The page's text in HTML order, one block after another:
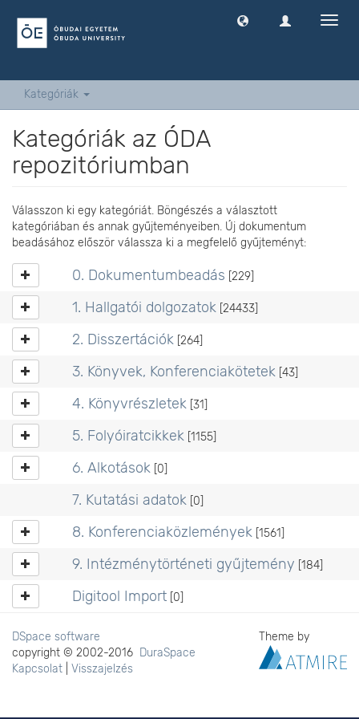
Kategóriák
Kategóriák az ÓDA
repozitóriumban
Válasszon ki egy kategóriát. Böngészés a választott
kategóriában és annak gyűjteményeiben. Új dokumentum
beadásához először válassza ki a megfelelő gyűjteményt:
0. Dokumentumbeadás [229]
1. Hallgatói dolgozatok[24433]
2. Disszertációk[264]
3. Könyvek, Konferenciakötetek[43]
4. Könyvrészletek[31]
5. Folyóiratcikkek[1155]
6. Alkotások[0]
7. Kutatási adatok[0]
8. Konferenciaközlemények[1561]
9. Intézménytörténeti gyűjtemény [184]
Digitool Import[0]
DSpace software
copyright © 2002-2016 DuraSpace
Kapcsolat
Visszajelzés
Theme by